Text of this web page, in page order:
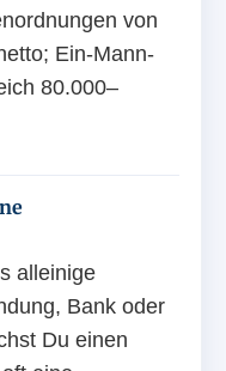
von
Ein-Mann-
80.000–
alleinige
Bank oder
Du einen